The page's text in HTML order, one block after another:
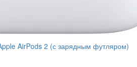
AirPods 2 (с зарядным футляром)